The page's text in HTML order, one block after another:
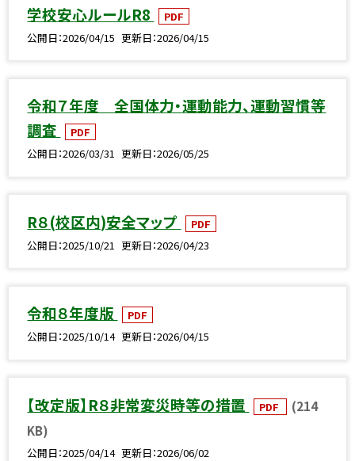
学校安心ルールR8
PDF
公開日 2026/04/15 更新日 2026/04/15
令和７年度 全国体力・運動能力、運動習慣等
調査
PDF
公開日 2026/03/31 更新日 2026/05/25
R８(校区内)安全マップ
PDF
公開日 2025/10/21 更新日 2026/04/23
令和８年度版
PDF
公開日 2025/10/14 更新日 2026/04/15
【改定版】R８非常変災時等の措置 PDF
(214
KB)
公開日 2025/04/14 更新日 2026/06/02